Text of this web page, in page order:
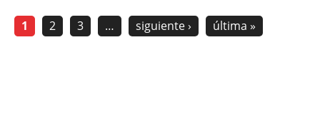
1 2 3 … siguiente › última »